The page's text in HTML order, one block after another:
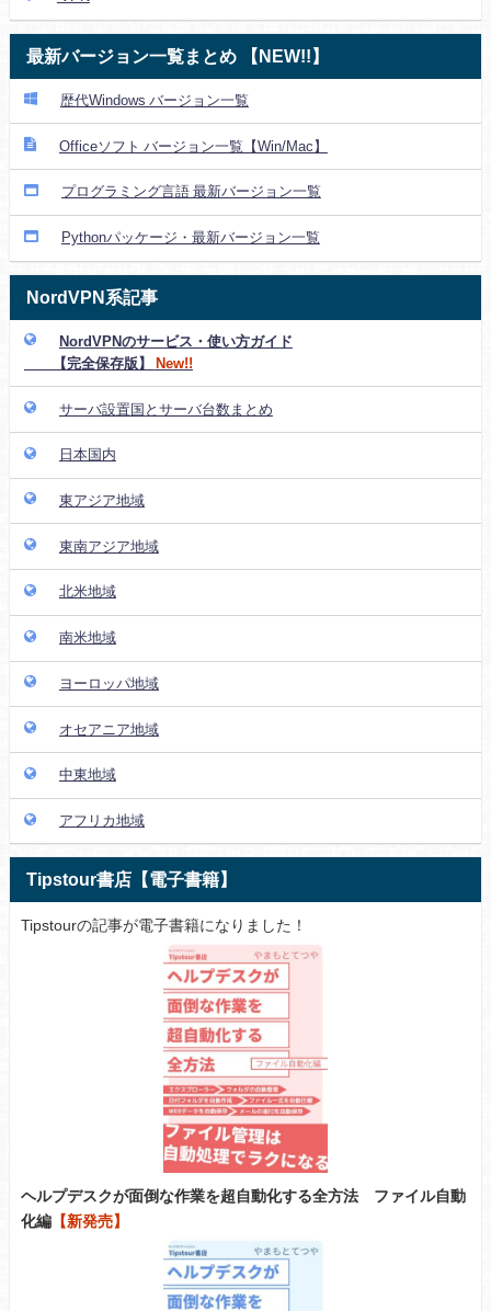
最新バージョン一覧まとめ 【NEW!!】
歴代Windows バージョン一覧
Officeソフト バージョン一覧【Win/Mac】
プログラミング言語 最新バージョン一覧
Pythonパッケージ・最新バージョン一覧
NordVPN系記事
NordVPNのサービス・使い方ガイド
【完全保存版】
New!!
サーバ設置国とサーバ台数まとめ
日本国内
東アジア地域
東南アジア地域
北米地域
南米地域
ヨーロッパ地域
オセアニア地域
中東地域
アフリカ地域
Tipstour書店【電子書籍】
Tipstourの記事が電子書籍になりました！
ヘルプデスクが面倒な作業を超自動化する全方法 ファイル自動
化編 【新発売】